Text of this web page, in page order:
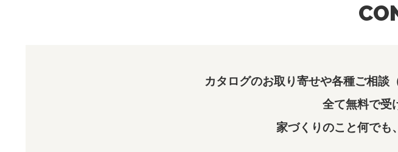
カタログのお取り寄せや各種ご相談
全て無料で受
家づくりのこと何でも